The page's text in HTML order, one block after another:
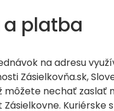
platba
na adresu
Zásielkovňa.sk,
môžete nechať zaslať
Kuriérske